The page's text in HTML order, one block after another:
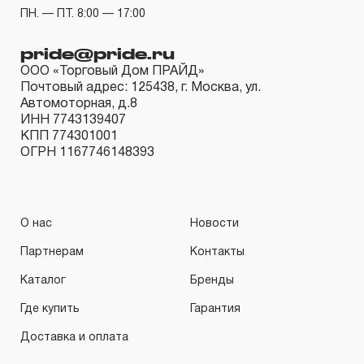
3.1 На изделия торговых марок JONNESWAY® и
OMBRA® распространяется понятие «ПОЖИЗНЕННАЯ
ГАРАНТИЯ», то есть, подлежит замене или ремонту
инструмента, имеющий дефект, обнаруженный или
возникший в результате нарушений при его
инструмента, которые перечислены в п. 3.4.
3.2 Производитель гарантирует бесперебойное
типов инструмента, за исключением тех групп
инструмента, которые перечислены в п. 3.4.
ПН. — ПТ. 8:00 — 17:00
pride@pride.ru
ООО «Торговый Дом ПРАЙД»
Почтовый адрес: 125438, г. Москва, ул.
Автомоторная, д.8
ИНН 7743139407
КПП 774301001
ОГРН 1167746148393
О нас Новости
Партнерам Контакты
Каталог Бренды
Где купить Гарантия
Доставка и оплата